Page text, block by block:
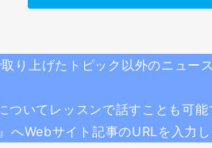
り上げたトピック以外のニュー
ついてレッスンで話すことも可能
Webサイト記事のURLを入力し